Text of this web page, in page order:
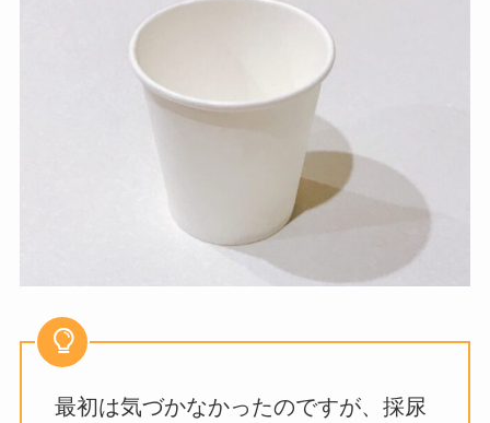
最初は気づかなかったのですが、採尿